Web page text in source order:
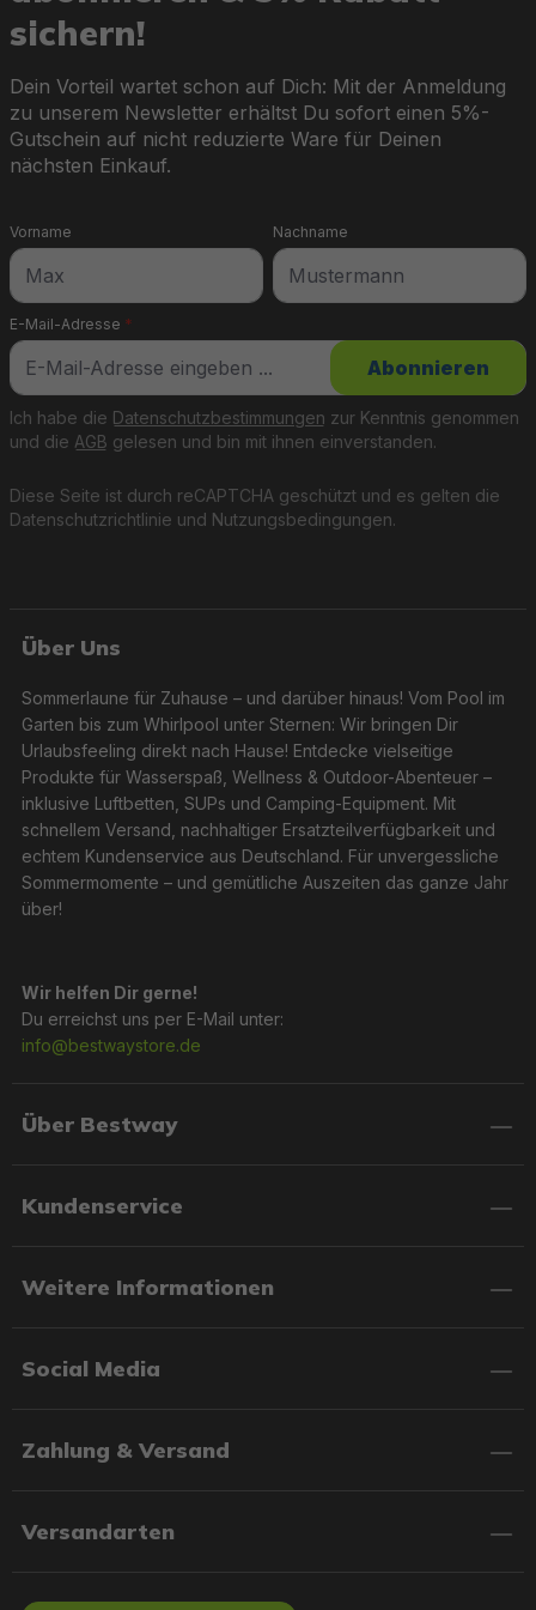
sichern!
Dein Vorteil wartet schon auf Dich: Mit der Anmeldung
zu unserem Newsletter erhältst Du sofort einen 5%-
Gutschein auf nicht reduzierte Ware für Deinen
nächsten Einkauf.
E-Mail-Adresse *
Vorname Nachname
Diese Seite ist durch reCAPTCHA geschützt und es gelten die
Datenschutzrichtlinie und Nutzungsbedingungen.
Ich habe die Datenschutzbestimmungen zur Kenntnis genommen
und die AGB gelesen und bin mit ihnen einverstanden.
Abonnieren
Über Uns
Sommerlaune für Zuhause – und darüber hinaus! Vom Pool im
Garten bis zum Whirlpool unter Sternen: Wir bringen Dir
Urlaubsfeeling direkt nach Hause! Entdecke vielseitige
Produkte für Wasserspaß, Wellness & Outdoor-Abenteuer –
inklusive Luftbetten, SUPs und Camping-Equipment. Mit
schnellem Versand, nachhaltiger Ersatzteilverfügbarkeit und
echtem Kundenservice aus Deutschland. Für unvergessliche
Sommermomente – und gemütliche Auszeiten das ganze Jahr
über!
Wir helfen Dir gerne!
Du erreichst uns per E-Mail unter:
info@bestwaystore.de
Über Bestway
Kundenservice
Weitere Informationen
Social Media
Zahlung & Versand
Versandarten